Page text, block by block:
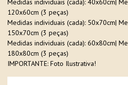
Medidas individuais (cada): 40x60cm|
120x60cm (3 peças)
Medidas individuais (cada): 50x70cm|
150x70cm (3 peças)
Medidas individuais (cada): 60x80cm|
180x80cm (3 peças)
IMPORTANTE: Foto Ilustrativa!